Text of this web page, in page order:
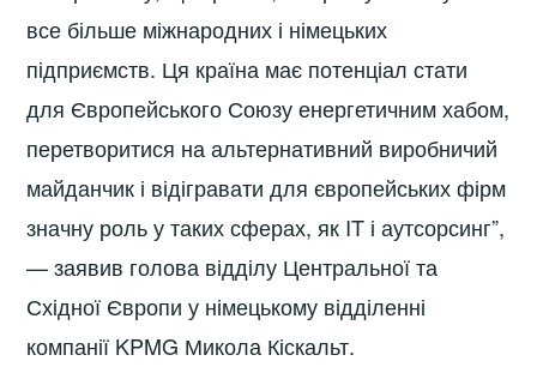
все більше міжнародних і німецьких
підприємств. Ця країна має потенціал стати
для Європейського Союзу енергетичним хабом,
перетворитися на альтернативний виробничий
майданчик і відігравати для європейських фірм
значну роль у таких сферах, як IT і аутсорсинг”,
— заявив голова відділу Центральної та
Східної Європи у німецькому відділенні
компанії KPMG Микола Кіскальт.